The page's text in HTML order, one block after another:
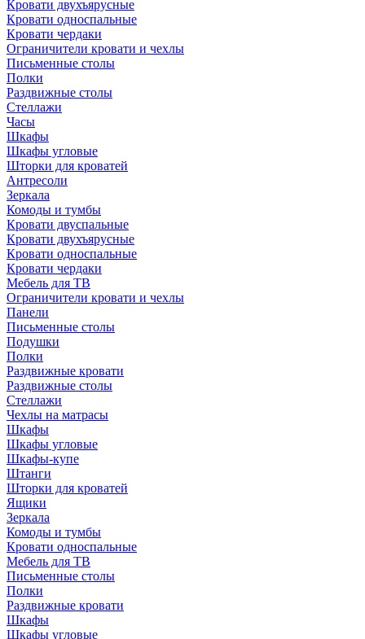
Кровати двухъярусные
Кровати односпальные
Кровати чердаки
Ограничители кровати и чехлы
Письменные столы
Полки
Раздвижные столы
Стеллажи
Часы
Шкафы
Шкафы угловые
Шторки для кроватей
Антресоли
Зеркала
Комоды и тумбы
Кровати двуспальные
Кровати двухъярусные
Кровати односпальные
Кровати чердаки
Мебель для ТВ
Ограничители кровати и чехлы
Панели
Письменные столы
Подушки
Полки
Раздвижные кровати
Раздвижные столы
Стеллажи
Чехлы на матрасы
Шкафы
Шкафы угловые
Шкафы-купе
Штанги
Шторки для кроватей
Ящики
Зеркала
Комоды и тумбы
Кровати односпальные
Мебель для ТВ
Письменные столы
Полки
Раздвижные кровати
Шкафы
Шкафы угловые